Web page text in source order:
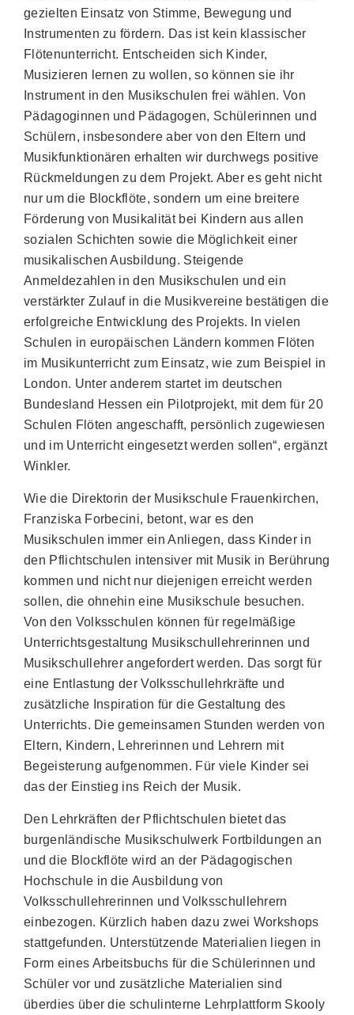
gezielten Einsatz von Stimme, Bewegung und
Instrumenten zu fördern. Das ist kein klassischer
Flötenunterricht. Entscheiden sich Kinder,
Musizieren lernen zu wollen, so können sie ihr
Instrument in den Musikschulen frei wählen. Von
Pädagoginnen und Pädagogen, Schülerinnen und
Schülern, insbesondere aber von den Eltern und
Musikfunktionären erhalten wir durchwegs positive
Rückmeldungen zu dem Projekt. Aber es geht nicht
nur um die Blockflöte, sondern um eine breitere
Förderung von Musikalität bei Kindern aus allen
sozialen Schichten sowie die Möglichkeit einer
musikalischen Ausbildung. Steigende
Anmeldezahlen in den Musikschulen und ein
verstärkter Zulauf in die Musikvereine bestätigen die
erfolgreiche Entwicklung des Projekts. In vielen
Schulen in europäischen Ländern kommen Flöten
im Musikunterricht zum Einsatz, wie zum Beispiel in
London. Unter anderem startet im deutschen
Bundesland Hessen ein Pilotprojekt, mit dem für 20
Schulen Flöten angeschafft, persönlich zugewiesen
und im Unterricht eingesetzt werden sollen“, ergänzt
Winkler.
Wie die Direktorin der Musikschule Frauenkirchen,
Franziska Forbecini, betont, war es den
Musikschulen immer ein Anliegen, dass Kinder in
den Pflichtschulen intensiver mit Musik in Berührung
kommen und nicht nur diejenigen erreicht werden
sollen, die ohnehin eine Musikschule besuchen.
Von den Volksschulen können für regelmäßige
Unterrichtsgestaltung Musikschullehrerinnen und
Musikschullehrer angefordert werden. Das sorgt für
eine Entlastung der Volksschullehrkräfte und
zusätzliche Inspiration für die Gestaltung des
Unterrichts. Die gemeinsamen Stunden werden von
Eltern, Kindern, Lehrerinnen und Lehrern mit
Begeisterung aufgenommen. Für viele Kinder sei
das der Einstieg ins Reich der Musik.
Den Lehrkräften der Pflichtschulen bietet das
burgenländische Musikschulwerk Fortbildungen an
und die Blockflöte wird an der Pädagogischen
Hochschule in die Ausbildung von
Volksschullehrerinnen und Volksschullehrern
einbezogen. Kürzlich haben dazu zwei Workshops
stattgefunden. Unterstützende Materialien liegen in
Form eines Arbeitsbuchs für die Schülerinnen und
Schüler vor und zusätzliche Materialien sind
überdies über die schulinterne Lehrplattform Skooly